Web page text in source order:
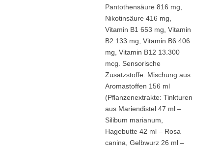
Pantothensäure 816 mg,
Nikotinsäure 416 mg,
Vitamin B1 653 mg, Vitamin
B2 133 mg, Vitamin B6 406
mg, Vitamin B12 13.300
mcg. Sensorische
Zusatzstoffe: Mischung aus
Aromastoffen 156 ml
(Pflanzenextrakte: Tinkturen
aus Mariendistel 47 ml –
Silibum marianum,
Hagebutte 42 ml – Rosa
canina, Gelbwurz 26 ml –